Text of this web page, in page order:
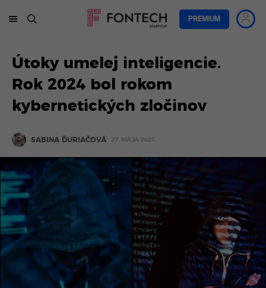
PREMIUM
Útoky umelej inteligencie.
Rok 2024 bol rokom
kybernetických zločinov
SABINA ĎURIAČOVÁ 27. MÁJA 2025